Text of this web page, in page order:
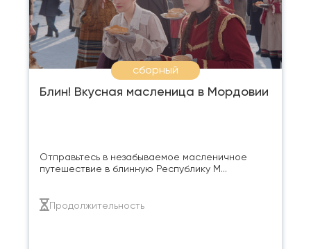
сборный
Блин! Вкусная масленица в Мордовии
Отправьтесь в незабываемое масленичное
путешествие в блинную Республику М...
Продолжительность